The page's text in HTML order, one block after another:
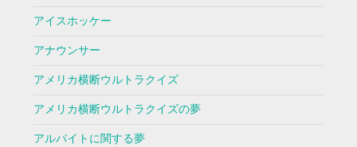
アイスホッケー
アナウンサー
アメリカ横断ウルトラクイズ
アメリカ横断ウルトラクイズの夢
アルバイトに関する夢